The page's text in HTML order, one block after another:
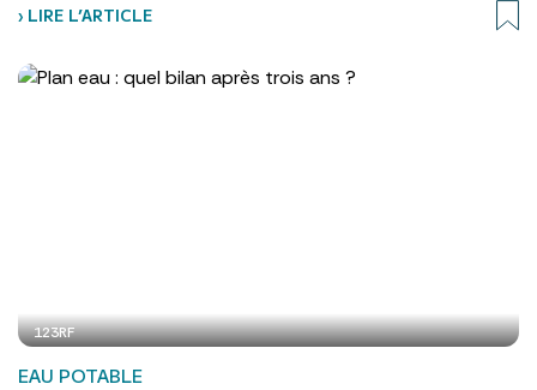
› LIRE L’ARTICLE
123RF
EAU POTABLE